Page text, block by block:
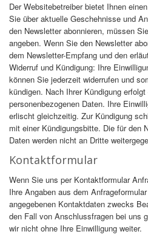
Der Websitebetreiber bietet Ihnen
Sie über aktuelle Geschehnisse und
den Newsletter abonnieren, müssen
angeben. Wenn Sie den Newsletter
dem Newsletter-Empfang und den
Widerruf und Kündigung: Ihre
können Sie jederzeit widerrufen und
kündigen. Nach Ihrer Kündigung
personenbezogenen Daten. Ihre
erlischt gleichzeitig. Zur Kündigung
mit einer Kündigungsbitte. Die für den
Daten werden nicht an Dritte
Kontaktformular
Wenn Sie uns per Kontaktformular
Ihre Angaben aus dem
angegebenen Kontaktdaten zwecks
den Fall von Anschlussfragen bei uns
wir nicht ohne Ihre Einwilligung weiter.